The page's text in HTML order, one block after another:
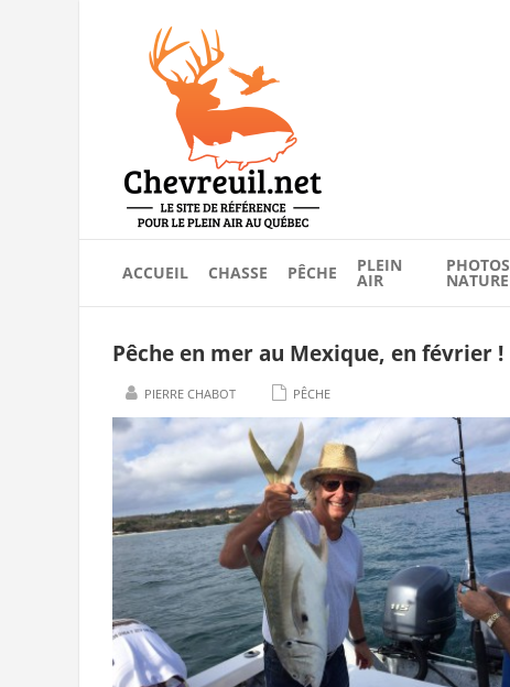
ACCUEIL CHASSE PÊCHE PLEIN
AIR
PHOTOS
NATURE
Pêche en mer au Mexique, en février !
PIERRE CHABOT PÊCHE